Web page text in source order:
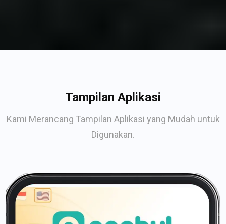
Tampilan Aplikasi
Kami Merancang Tampilan Aplikasi yang Mudah untuk
Digunakan.